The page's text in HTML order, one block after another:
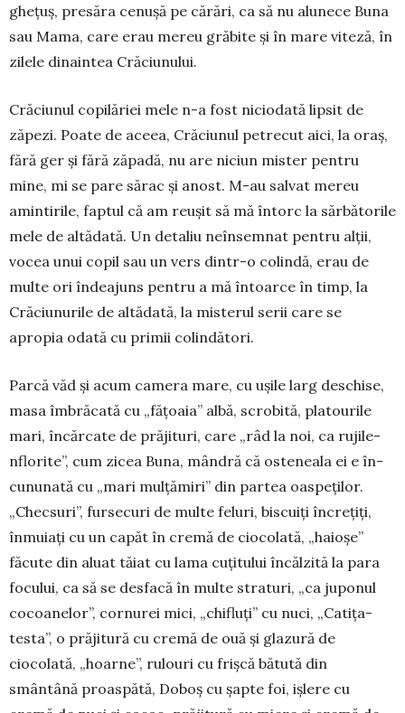
ghețuș, pre­săra cenușă pe cărări, ca să nu alunece Buna
sau Mama, care erau mereu grăbite și în mare viteză, în
zilele dinaintea Crăciunului.
Crăciunul copilăriei mele n-a fost niciodată lipsit de
zăpezi. Poate de aceea, Crăciunul petrecut aici, la oraș,
fără ger și fără zăpadă, nu are niciun mister pentru
mine, mi se pare sărac și anost. M-au salvat mereu
amintirile, faptul că am reușit să mă întorc la sărbătorile
mele de altădată. Un detaliu neînsemnat pentru alții,
vocea unui copil sau un vers dintr-o colindă, erau de
multe ori îndeajuns pentru a mă întoarce în timp, la
Crăciunurile de altădată, la misterul serii care se
apropia odată cu primii colindători.
Parcă văd și acum camera mare, cu ușile larg deschise,
masa îmbrăcată cu „fățoaia” albă, scro­bită, platourile
mari, încărcate de prăjituri, care „râd la noi, ca rujile-
nflorite”, cum zicea Buna, mân­dră că osteneala ei e în­
cununată cu „mari mul­țămiri” din par­tea oaspeților.
„Chec­suri”, fursecuri de multe feluri, biscuiți încrețiți,
înmuiați cu un capăt în cremă de ciocolată, „haioșe”
făcute din aluat tăiat cu lama cuțitului în­căl­zită la para
fo­cu­lui, ca să se desfacă în multe straturi, „ca juponul
co­coanelor”, cornurei mici, „chifluți” cu nuci, „Ca­tița-
testa”, o prăjitură cu cremă de ouă și glazură de
ciocolată, „hoarne”, rulouri cu frișcă bătută din
smântână proaspătă, Doboș cu șapte foi, ișlere cu